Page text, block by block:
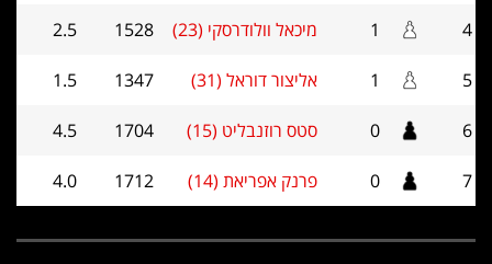
4
1 מיכאל וולודרסקי (23) 1528
2.5
5
1 אליצור דוראל (31) 1347
1.5
6
0 סטס רוזנבליט (15) 1704
4.5
7
0 פרנק אפריאת (14) 1712
4.0